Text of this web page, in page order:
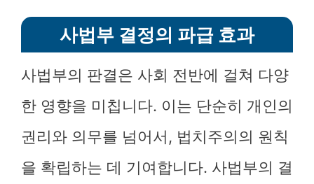
사법부 결정의 파급 효과
사법부의 판결은 사회 전반에 걸쳐 다양
한 영향을 미칩니다. 이는 단순히 개인의
권리와 의무를 넘어서, 법치주의의 원칙
을 확립하는 데 기여합니다. 사법부의 결